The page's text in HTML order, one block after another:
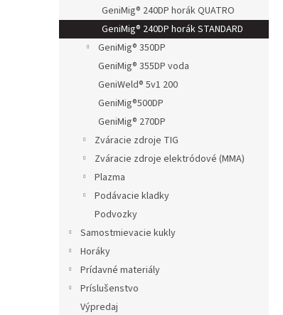
GeniMig® 240DP horák QUATRO
GeniMig® 240DP horák STANDARD
GeniMig® 350DP
GeniMig® 355DP voda
GeniWeld® 5v1 200
GeniMig®500DP
GeniMig® 270DP
Zváracie zdroje TIG
Zváracie zdroje elektródové (MMA)
Plazma
Podávacie kladky
Podvozky
Samostmievacie kukly
Horáky
Prídavné materiály
Príslušenstvo
Výpredaj